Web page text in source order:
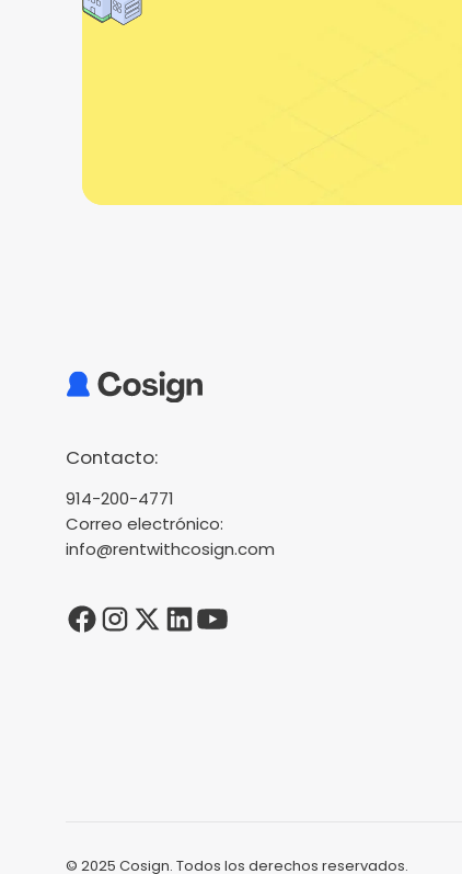
Contacto:
914-200-4771
Correo electrónico:
info@rentwithcosign.com
© 2025 Cosign. Todos los derechos reservados.